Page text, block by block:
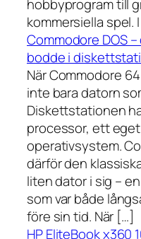
hobbyprogram till
kommersiella spel.
Commodore DOS
bodde i
När Commodore
inte bara datorn
Diskettstationen
processor, ett
operativsystem.
därför den
liten dator i sig –
som var både
före sin tid. När […]
HP EliteBook x360